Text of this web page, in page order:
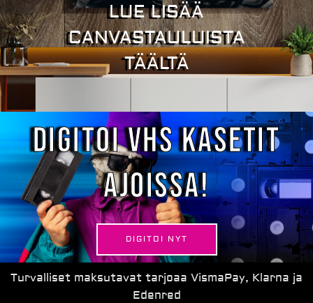
LUE LISÄÄ
CANVASTAULUISTA
TÄÄLTÄ
Digitoi VHS kasetit
ajoissa!
DIGITOI NYT
Turvalliset maksutavat tarjoaa VismaPay, Klarna ja
Edenred